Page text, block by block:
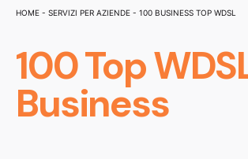
Aziende Fotovoltaico
con
Home- Servizi per Aziende- 100 Business Top WDSL
100 Top
Business